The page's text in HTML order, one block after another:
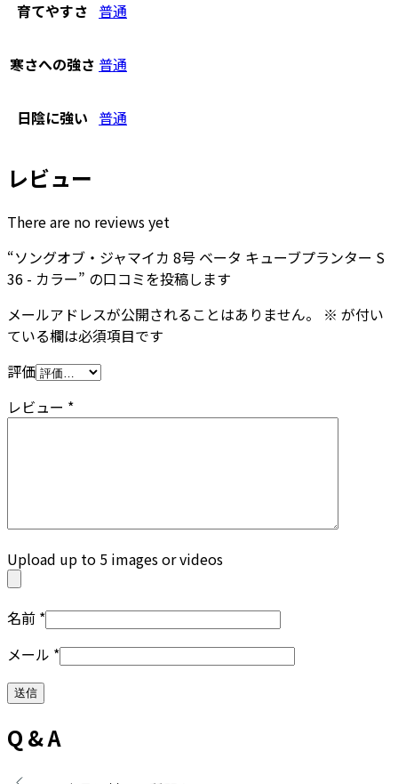
育てやすさ 普通
寒さへの強さ 普通
日陰に強い 普通
レビュー
There are no reviews yet
“ソングオブ・ジャマイカ 8号 ベータ キューブプランター S
36 - カラー” の口コミを投稿します
メールアドレスが公開されることはありません。
※ が付い
ている欄は必須項目です
評価
レビュー *
Upload up to 5 images or videos
名前 *
メール *
Q & A